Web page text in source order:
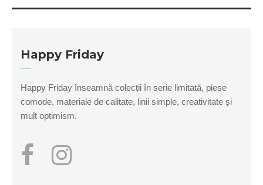
Opțiunile
produsului.
Happy Friday
Happy Friday înseamnă colecții în serie limitată, piese
comode, materiale de calitate, linii simple, creativitate și
mult optimism.